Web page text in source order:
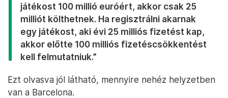
játékost 100 millió euróért, akkor csak 25
milliót költhetnek. Ha regisztrálni akarnak
egy játékost, aki évi 25 milliós fizetést kap,
akkor előtte 100 milliós fizetéscsökkentést
kell felmutatniuk.”
Ezt olvasva jól látható, mennyire nehéz helyzetben
van a Barcelona.